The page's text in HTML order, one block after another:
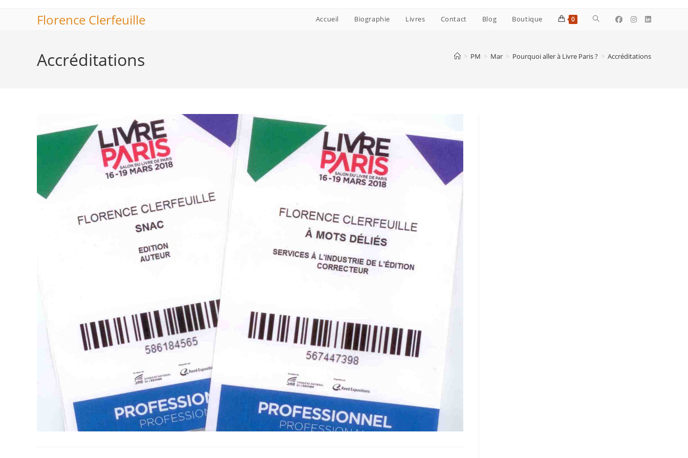
Florence Clerfeuille Accueil Biographie Livres Contact Blog Boutique 0 Toggle
search
Accréditations > PM > Mar > Pourquoi aller à Livre Paris ? > Accréditations